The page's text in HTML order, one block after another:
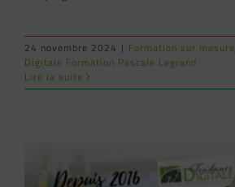
24 novembre 2024 | Formation sur mesure
Digitale Formation Pascale Legrand
Lire la suite